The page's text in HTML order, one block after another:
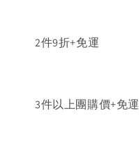
2件9折+免運
3件以上團購價+免運